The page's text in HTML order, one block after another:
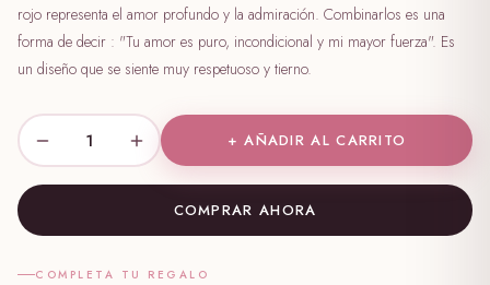
rojo representa el amor profundo y la admiración. Combinarlos es una
forma de decir : "Tu amor es puro, incondicional y mi mayor fuerza". Es
un diseño que se siente muy respetuoso y tierno.
1 + AÑADIR AL CARRITO
COMPRAR AHORA
COMPLETA TU REGALO